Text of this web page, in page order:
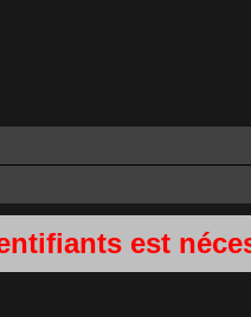
est